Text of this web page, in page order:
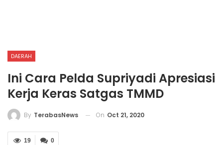
DAERAH
Ini Cara Pelda Supriyadi Apresiasi
Kerja Keras Satgas TMMD
By TerabasNews On Oct 21, 2020
0
19